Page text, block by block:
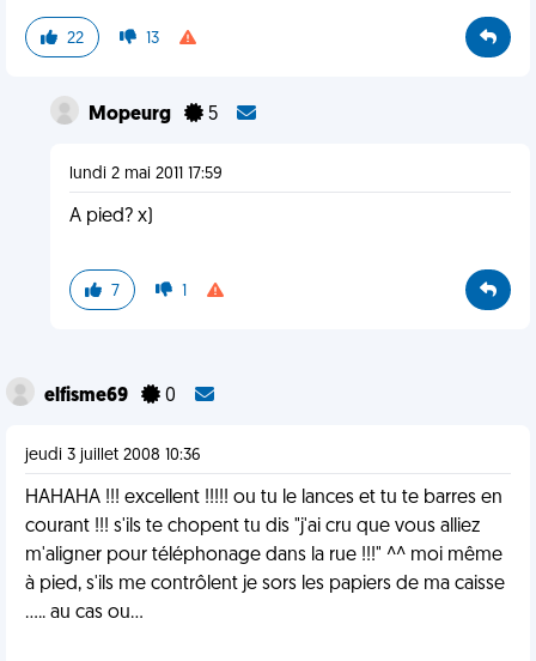
22 13
Mopeurg 5
lundi 2 mai 2011 17:59
A pied? x)
7 1
elfisme69 0
jeudi 3 juillet 2008 10:36
HAHAHA !!! excellent !!!!! ou tu le lances et tu te barres en
courant !!! s'ils te chopent tu dis "j'ai cru que vous alliez
m'aligner pour téléphonage dans la rue !!!" ^^ moi même
à pied, s'ils me contrôlent je sors les papiers de ma caisse
..... au cas ou...